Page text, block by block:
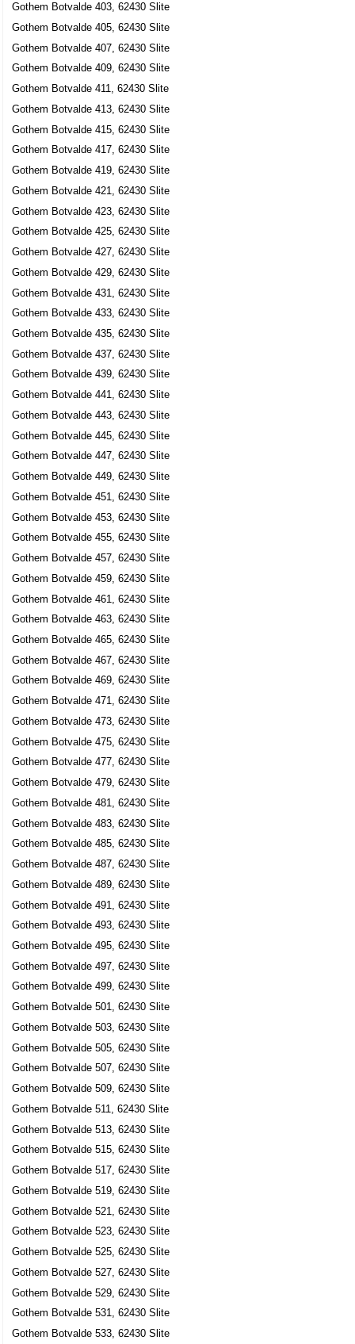
Gothem Botvalde 403, 62430 Slite
Gothem Botvalde 405, 62430 Slite
Gothem Botvalde 407, 62430 Slite
Gothem Botvalde 409, 62430 Slite
Gothem Botvalde 411, 62430 Slite
Gothem Botvalde 413, 62430 Slite
Gothem Botvalde 415, 62430 Slite
Gothem Botvalde 417, 62430 Slite
Gothem Botvalde 419, 62430 Slite
Gothem Botvalde 421, 62430 Slite
Gothem Botvalde 423, 62430 Slite
Gothem Botvalde 425, 62430 Slite
Gothem Botvalde 427, 62430 Slite
Gothem Botvalde 429, 62430 Slite
Gothem Botvalde 431, 62430 Slite
Gothem Botvalde 433, 62430 Slite
Gothem Botvalde 435, 62430 Slite
Gothem Botvalde 437, 62430 Slite
Gothem Botvalde 439, 62430 Slite
Gothem Botvalde 441, 62430 Slite
Gothem Botvalde 443, 62430 Slite
Gothem Botvalde 445, 62430 Slite
Gothem Botvalde 447, 62430 Slite
Gothem Botvalde 449, 62430 Slite
Gothem Botvalde 451, 62430 Slite
Gothem Botvalde 453, 62430 Slite
Gothem Botvalde 455, 62430 Slite
Gothem Botvalde 457, 62430 Slite
Gothem Botvalde 459, 62430 Slite
Gothem Botvalde 461, 62430 Slite
Gothem Botvalde 463, 62430 Slite
Gothem Botvalde 465, 62430 Slite
Gothem Botvalde 467, 62430 Slite
Gothem Botvalde 469, 62430 Slite
Gothem Botvalde 471, 62430 Slite
Gothem Botvalde 473, 62430 Slite
Gothem Botvalde 475, 62430 Slite
Gothem Botvalde 477, 62430 Slite
Gothem Botvalde 479, 62430 Slite
Gothem Botvalde 481, 62430 Slite
Gothem Botvalde 483, 62430 Slite
Gothem Botvalde 485, 62430 Slite
Gothem Botvalde 487, 62430 Slite
Gothem Botvalde 489, 62430 Slite
Gothem Botvalde 491, 62430 Slite
Gothem Botvalde 493, 62430 Slite
Gothem Botvalde 495, 62430 Slite
Gothem Botvalde 497, 62430 Slite
Gothem Botvalde 499, 62430 Slite
Gothem Botvalde 501, 62430 Slite
Gothem Botvalde 503, 62430 Slite
Gothem Botvalde 505, 62430 Slite
Gothem Botvalde 507, 62430 Slite
Gothem Botvalde 509, 62430 Slite
Gothem Botvalde 511, 62430 Slite
Gothem Botvalde 513, 62430 Slite
Gothem Botvalde 515, 62430 Slite
Gothem Botvalde 517, 62430 Slite
Gothem Botvalde 519, 62430 Slite
Gothem Botvalde 521, 62430 Slite
Gothem Botvalde 523, 62430 Slite
Gothem Botvalde 525, 62430 Slite
Gothem Botvalde 527, 62430 Slite
Gothem Botvalde 529, 62430 Slite
Gothem Botvalde 531, 62430 Slite
Gothem Botvalde 533, 62430 Slite